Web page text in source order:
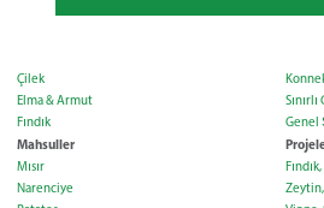
Çilek
Elma & Armut
Fındık
Mahsuller
Mısır
Narenciye
Genel